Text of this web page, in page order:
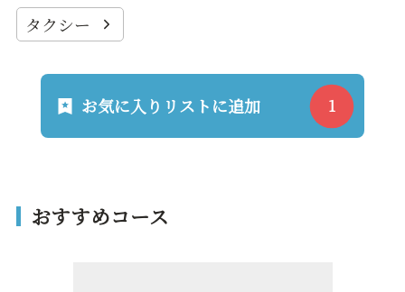
タクシー
お気に入りリストに追加
おすすめコース